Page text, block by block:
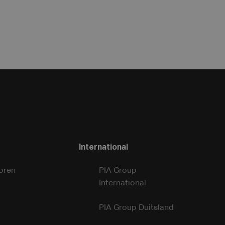
International
PIA Group
International
PIA Group Duitsland